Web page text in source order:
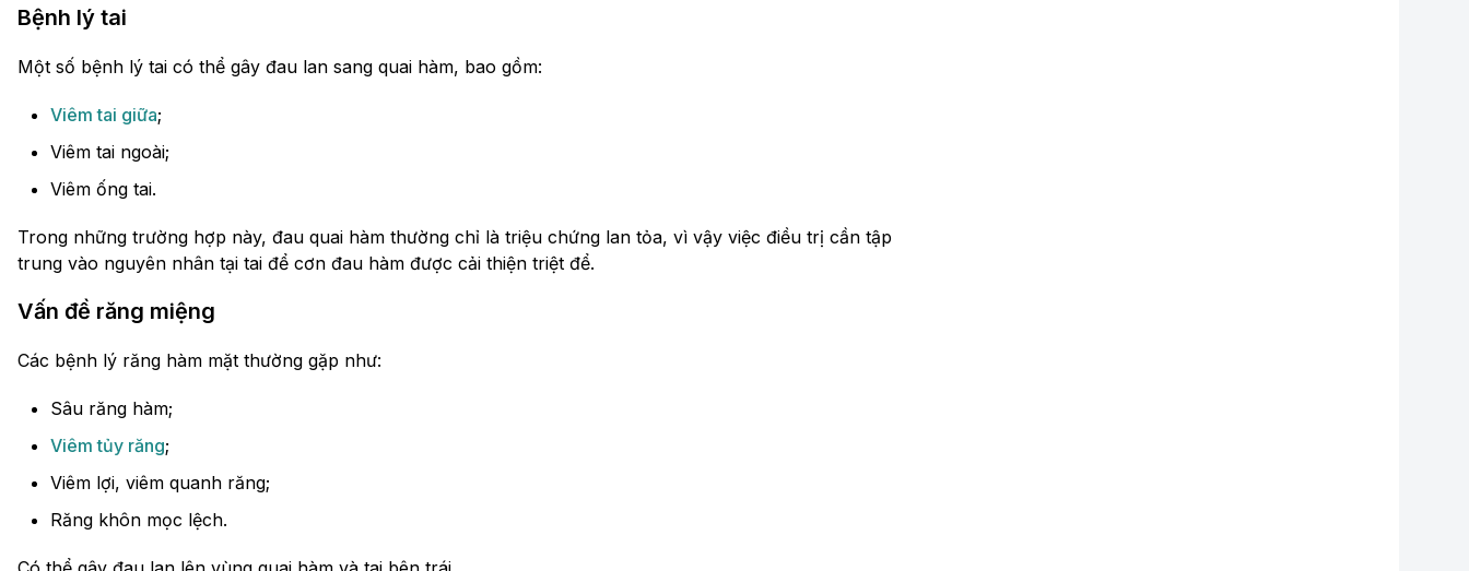
Bệnh lý tai
Một số bệnh lý tai có thể gây đau lan sang quai hàm, bao gồm:
Viêm tai giữa;
Viêm tai ngoài;
Viêm ống tai.
Trong những trường hợp này, đau quai hàm thường chỉ là triệu chứng lan tỏa, vì vậy việc điều trị cần tập
trung vào nguyên nhân tại tai để cơn đau hàm được cải thiện triệt để.
Vấn đề răng miệng
Các bệnh lý răng hàm mặt thường gặp như:
Sâu răng hàm;
Viêm tủy răng;
Viêm lợi, viêm quanh răng;
Răng khôn mọc lệch.